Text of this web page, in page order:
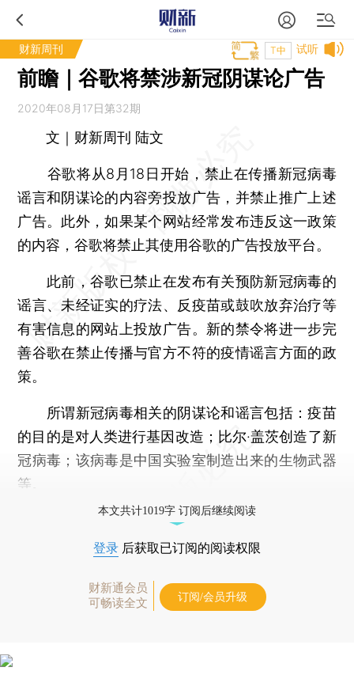
财新周刊 试听
T中
前瞻｜谷歌将禁涉新冠阴谋论广告
2020年08月17日第32期
文｜财新周刊 陆文
谷歌将从8月18日开始，禁止在传播新冠病毒
谣言和阴谋论的内容旁投放广告，并禁止推广上述
广告。此外，如果某个网站经常发布违反这一政策
的内容，谷歌将禁止其使用谷歌的广告投放平台。
此前，谷歌已禁止在发布有关预防新冠病毒的
谣言、未经证实的疗法、反疫苗或鼓吹放弃治疗等
有害信息的网站上投放广告。新的禁令将进一步完
善谷歌在禁止传播与官方不符的疫情谣言方面的政
策。
所谓新冠病毒相关的阴谋论和谣言包括：疫苗
的目的是对人类进行基因改造；比尔·盖茨创造了新
冠病毒；该病毒是中国实验室制造出来的生物武器
等。
本文共计1019字 订阅后继续阅读
登录 后获取已订阅的阅读权限
财新通会员
可畅读全文
订阅/会员升级